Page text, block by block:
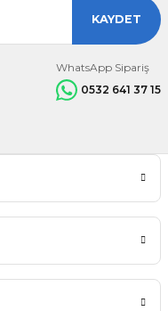
KAYDET
WhatsApp Sipariş
0532 641 37 15